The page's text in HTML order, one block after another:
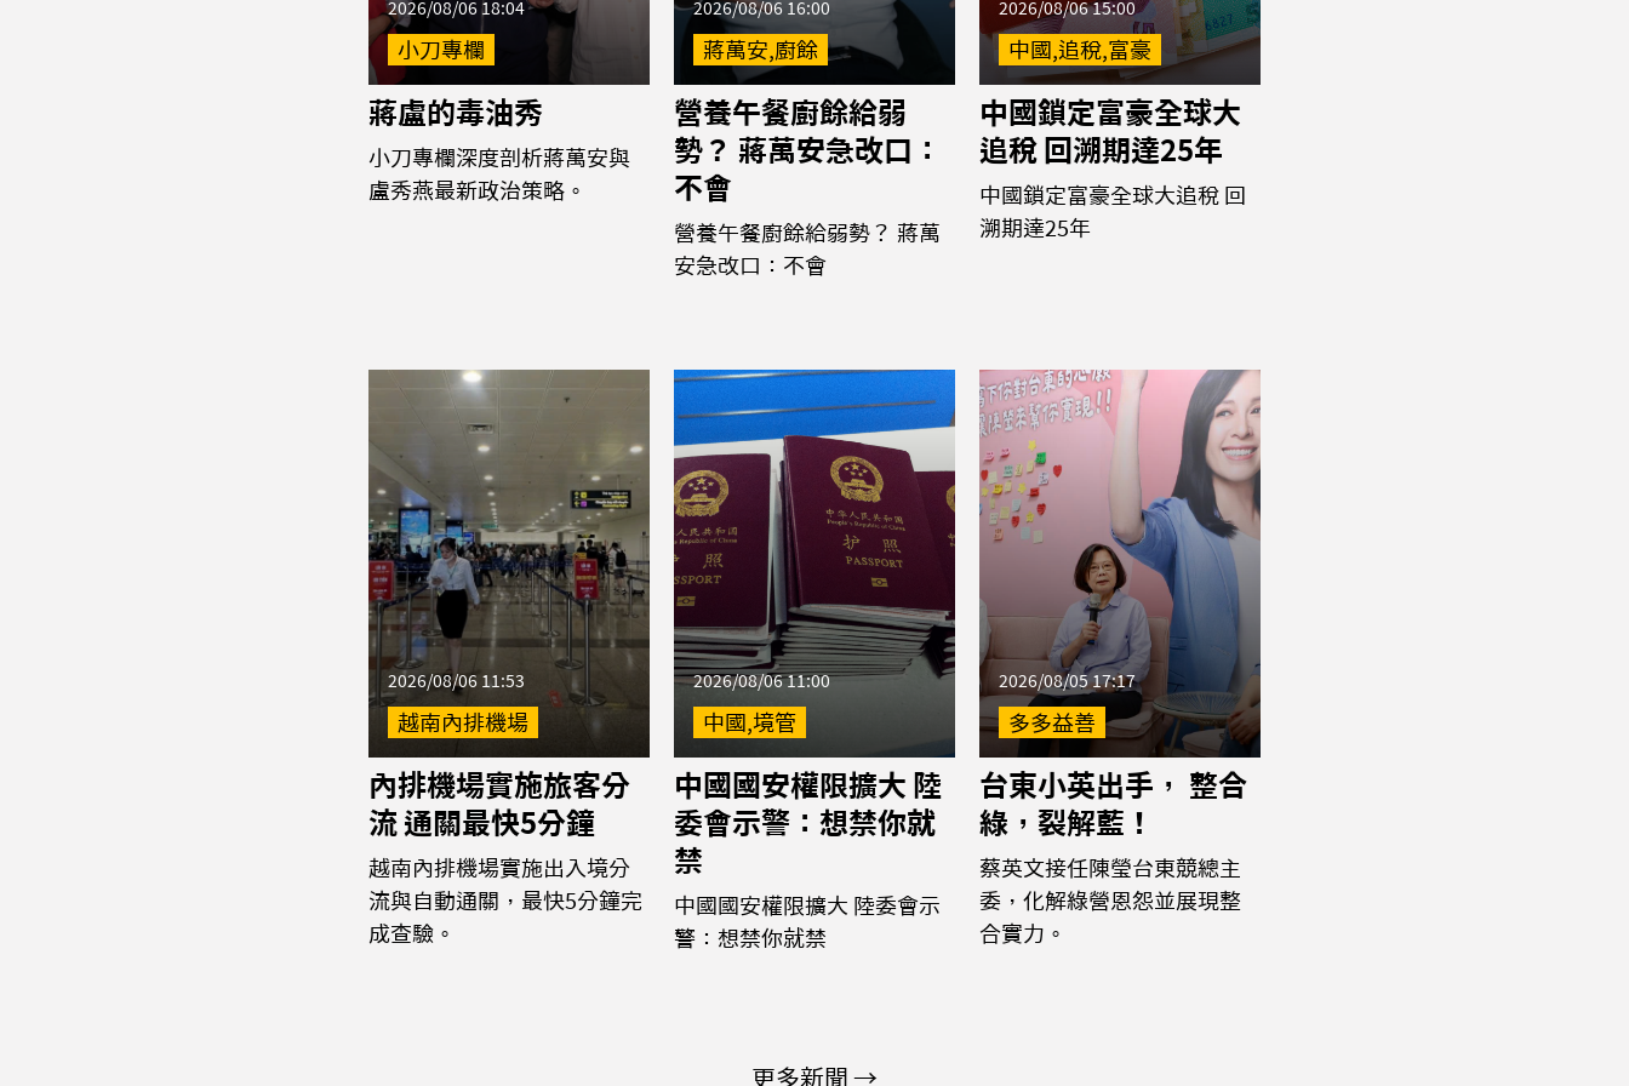
2026/08/06 18:04
小刀專欄
蔣盧的毒油秀
小刀專欄深度剖析蔣萬安與
盧秀燕最新政治策略。
2026/08/06 16:00
蔣萬安,廚餘
營養午餐廚餘給弱
勢？ 蔣萬安急改口：
不會
營養午餐廚餘給弱勢？ 蔣萬
安急改口：不會
2026/08/06 15:00
中國,追稅,富豪
中國鎖定富豪全球大
追稅 回溯期達25年
中國鎖定富豪全球大追稅 回
溯期達25年
2026/08/06 11:53
越南內排機場
內排機場實施旅客分
流 通關最快5分鐘
越南內排機場實施出入境分
流與自動通關，最快5分鐘完
成查驗。
2026/08/06 11:00
中國,境管
中國國安權限擴大 陸
委會示警：想禁你就
禁
中國國安權限擴大 陸委會示
警：想禁你就禁
2026/08/05 17:17
多多益善
台東小英出手， 整合
綠，裂解藍！
蔡英文接任陳瑩台東競總主
委，化解綠營恩怨並展現整
合實力。
更多新聞 →